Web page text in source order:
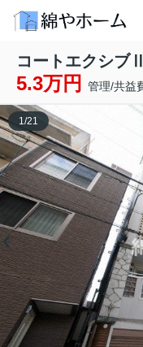
コートエクシブⅡ
5.3万円 管理/共益
1/21